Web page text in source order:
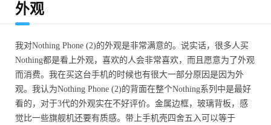
外观
我对Nothing Phone (2)的外观是非常满意的。说实话，很多人买
Nothing都是看上外观，喜欢的人会非常喜欢，而且愿意为了外观
而消费。我在买这台手机的时候也有很大一部分原因是因为外
观。我认为Nothing Phone (2)的背面在整个Nothing系列中是最好
看的，对于3代的外观实在不好评价。金属边框，玻璃背板，感
觉比一些旗舰机还要有质感。带上手机壳四舍五入可以等于